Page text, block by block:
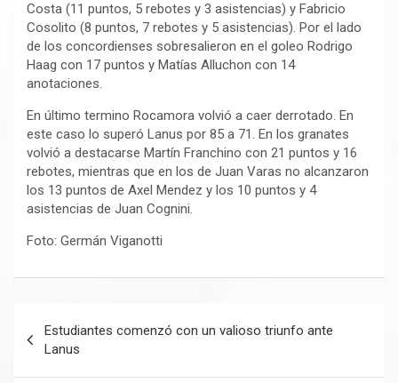
Costa (11 puntos, 5 rebotes y 3 asistencias) y Fabricio
Cosolito (8 puntos, 7 rebotes y 5 asistencias). Por el lado
de los concordienses sobresalieron en el goleo Rodrigo
Haag con 17 puntos y Matías Alluchon con 14
anotaciones.
En último termino Rocamora volvió a caer derrotado. En
este caso lo superó Lanus por 85 a 71. En los granates
volvió a destacarse Martín Franchino con 21 puntos y 16
rebotes, mientras que en los de Juan Varas no alcanzaron
los 13 puntos de Axel Mendez y los 10 puntos y 4
asistencias de Juan Cognini.
Foto: Germán Viganotti
de
entradas
Estudiantes comenzó con un valioso triunfo ante
Lanus